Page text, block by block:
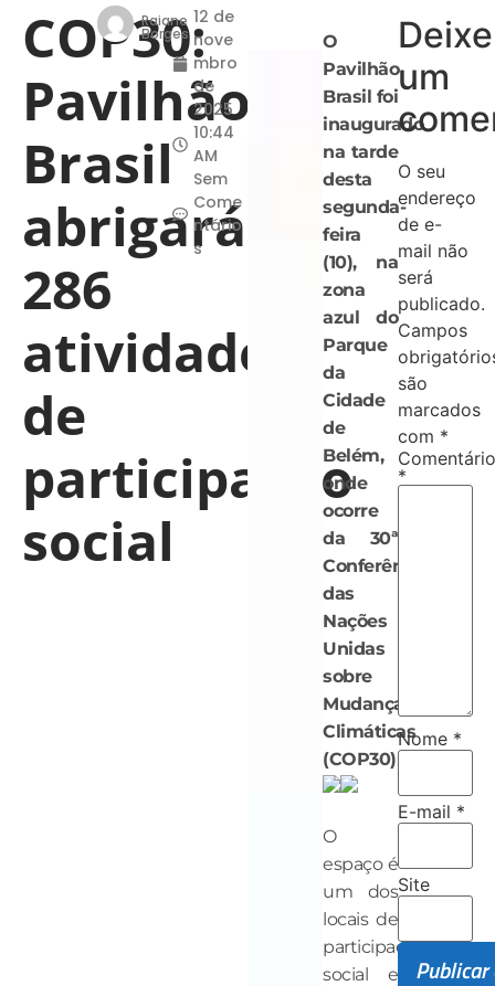
COP30:
Pavilhão
Brasil
abrigará
286
atividades
de
participação
social
Raiane
Borges
12 de
nove
mbro
de
2025
10:44
AM
Sem
Come
ntário
s
O
Pavilhão
Brasil foi
inaugurado
na tarde
desta
segunda-
feira
(10), na
zona
azul do
Parque
da
Cidade
de
Belém,
onde
ocorre
da 30ª
Conferência
das
Nações
Unidas
sobre
Mudanças
Climáticas
(COP30).
O
espaço é
um dos
locais de
participação
social e
Deixe
um
O seu
endereço
de e-
mail não
será
publicado.
Campos
são
marcados
com *
Comentário
*
Nome *
E-mail *
Site